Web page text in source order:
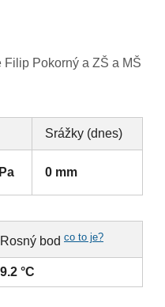
Filip Pokorný a ZŠ a MŠ
Srážky (dnes)
0 mm
Rosný bodco to je?
9.2 °C